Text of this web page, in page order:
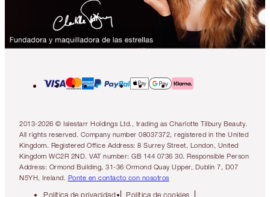
2013-2026 © Islestarr Holdings Ltd., trading as Charlotte Tilbury Beauty.
All rights reserved. Company number 08037372, registered in the United
Kingdom. Registered Office Address: 8 Surrey Street, London, United
Kingdom WC2R 2ND. VAT number: GB 144 0736 30. Responsible Person
Address: Ormond Building, 31-36 Ormond Quay Upper, Dublin 7, D07
N5YH, Ireland.
Ponte en contacto con nosotros
Política de privacidad Política de cookies